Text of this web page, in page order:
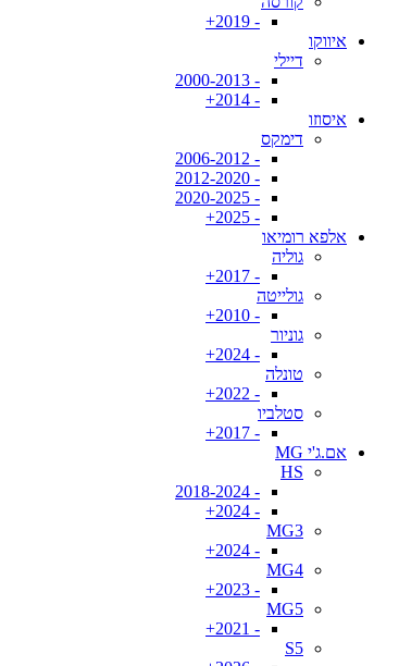
- 2019+
איווקו
דיילי
- 2000-2013
- 2014+
איסוזו
דימקס
- 2006-2012
- 2012-2020
- 2020-2025
- 2025+
אלפא רומיאו
גוליה
- 2017+
גולייטה
- 2010+
גוניור
- 2024+
טונלה
- 2022+
סטלביו
- 2017+
אם.ג'י MG
HS
- 2018-2024
- 2024+
MG3
- 2024+
MG4
- 2023+
MG5
- 2021+
S5